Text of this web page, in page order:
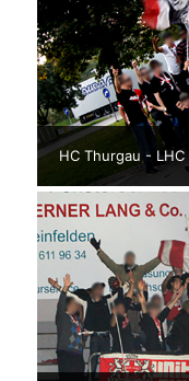
HC Thurgau - LHC